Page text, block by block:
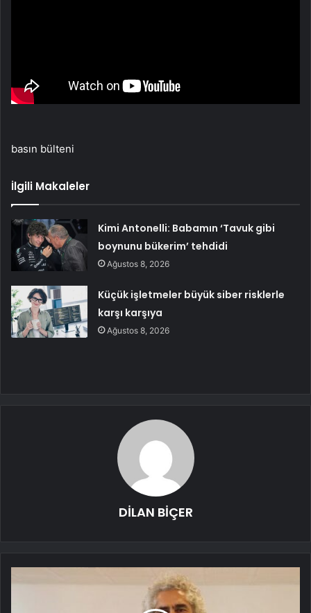
basın bülteni
İlgili Makaleler
Kimi Antonelli: Babamın ‘Tavuk gibi
boynunu bükerim’ tehdidi
Ağustos 8, 2026
Küçük işletmeler büyük siber risklerle
karşı karşıya
Ağustos 8, 2026
DİLAN BİÇER